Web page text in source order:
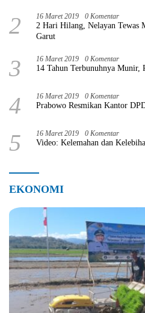
2 16 Maret 2019 0 Komentar
2 Hari Hilang, Nelayan Tewas
Garut
3 16 Maret 2019 0 Komentar
14 Tahun Terbunuhnya
4 16 Maret 2019 0 Komentar
Prabowo Resmikan Kantor
5 16 Maret 2019 0 Komentar
Video: Kelemahan dan
EKONOMI